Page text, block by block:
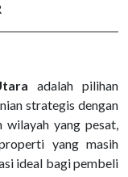
adalah pilihan
strategis dengan
wilayah yang pesat,
yang masih
ideal bagi pembeli